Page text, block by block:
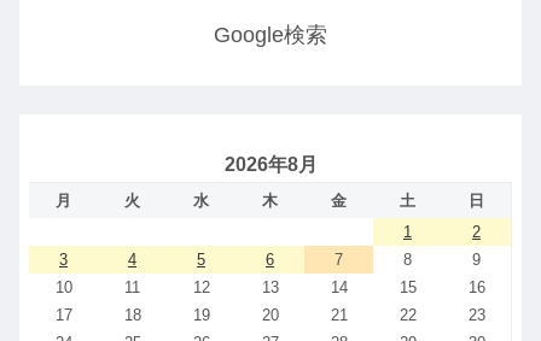
Google検索
2026年8月
月 火 水 木 金 土
日
1
2
3
4 5 6 7 8
9
10
11 12 13 14 15
16
17
18 19 20 21 22
23